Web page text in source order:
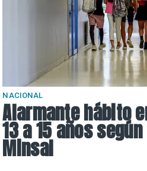
NACIONAL
Alarmante hábito
13 a 15 años
Minsal